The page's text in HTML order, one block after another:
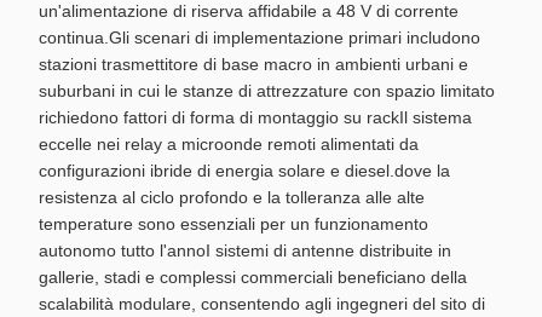
un'alimentazione di riserva affidabile a 48 V di corrente
continua.Gli scenari di implementazione primari includono
stazioni trasmettitore di base macro in ambienti urbani e
suburbani in cui le stanze di attrezzature con spazio limitato
richiedono fattori di forma di montaggio su rackIl sistema
eccelle nei relay a microonde remoti alimentati da
configurazioni ibride di energia solare e diesel.dove la
resistenza al ciclo profondo e la tolleranza alle alte
temperature sono essenziali per un funzionamento
autonomo tutto l'annoI sistemi di antenne distribuite in
gallerie, stadi e complessi commerciali beneficiano della
scalabilità modulare, consentendo agli ingegneri del sito di